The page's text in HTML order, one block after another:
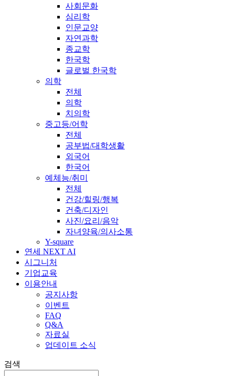
사회문화
심리학
인문교양
자연과학
종교학
한국학
글로벌 한국학
의학
전체
의학
치의학
중고등/어학
전체
공부법/대학생활
외국어
한국어
예체능/취미
전체
건강/힐링/행복
건축/디자인
사진/요리/음악
자녀양육/의사소통
Y-square
연세 NEXT AI
시그니처
기업교육
이용안내
공지사항
이벤트
FAQ
Q&A
자료실
업데이트 소식
검색